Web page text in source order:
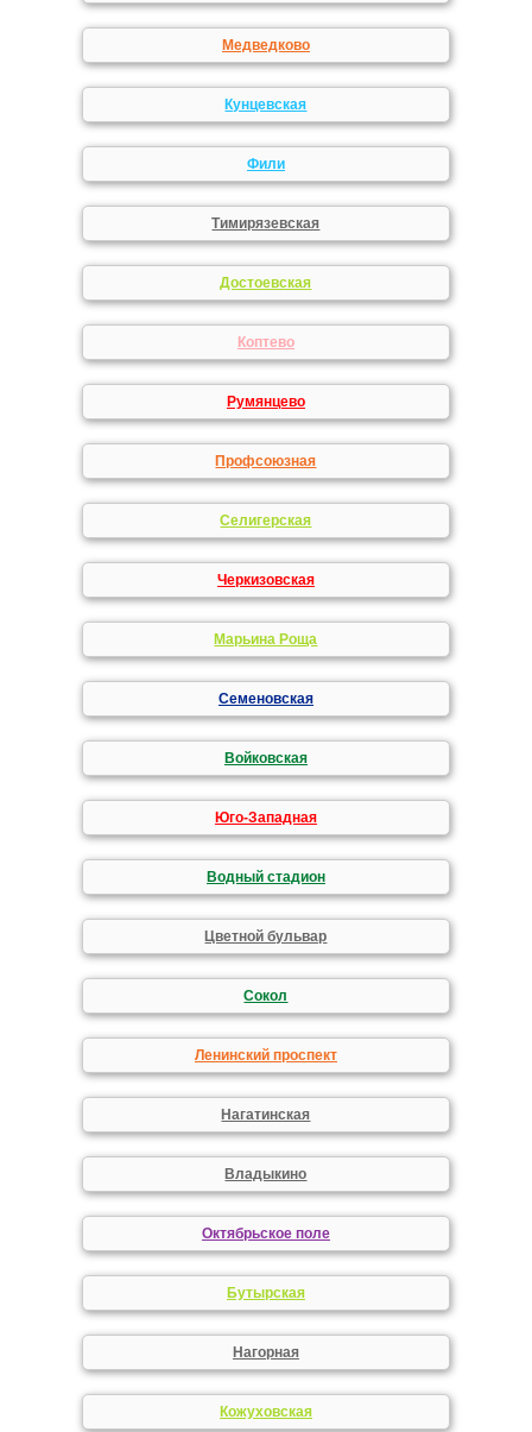
Медведково
Кунцевская
Фили
Тимирязевская
Достоевская
Коптево
Румянцево
Профсоюзная
Селигерская
Черкизовская
Марьина Роща
Семеновская
Войковская
Юго-Западная
Водный стадион
Цветной бульвар
Сокол
Ленинский проспект
Нагатинская
Владыкино
Октябрьское поле
Бутырская
Нагорная
Кожуховская